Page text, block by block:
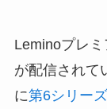
Leminoプレ
が配信されて
に第6シリーズ